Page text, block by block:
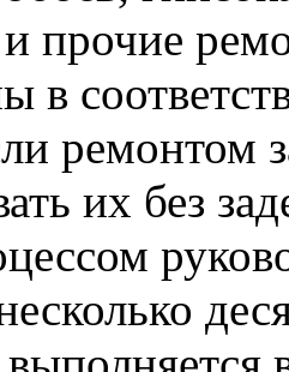
и прочие
в
ремонтом
их без